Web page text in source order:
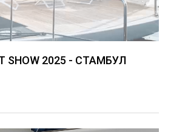
SHOW 2025 - СТАМБУЛ